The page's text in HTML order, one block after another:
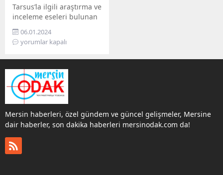
Tarsus’la ilgili araştırma ve
inceleme eseleri bulunan
olarak katıldığı ve Tarsus
tarihinin ele alındığı
gerçekleştirildi
06.01.2024
yorumlar kapalı
Mersin haberleri, özel gündem ve güncel gelişmeler, Mersine
dair haberler, son dakika haberleri mersinodak.com da!